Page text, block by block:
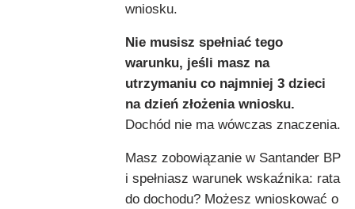
wniosku.
Nie musisz spełniać tego
warunku, jeśli masz na
utrzymaniu co najmniej 3 dzieci
na dzień złożenia wniosku.
Dochód nie ma wówczas znaczenia.
Masz zobowiązanie w Santander BP
i spełniasz warunek wskaźnika: rata
do dochodu? Możesz wnioskować o